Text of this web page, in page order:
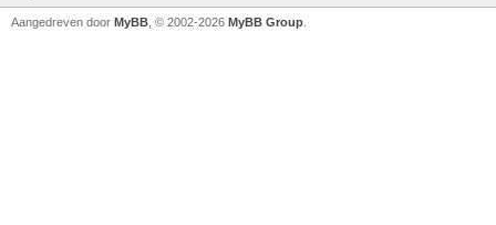
Aangedreven door MyBB , © 2002-2026 MyBB Group